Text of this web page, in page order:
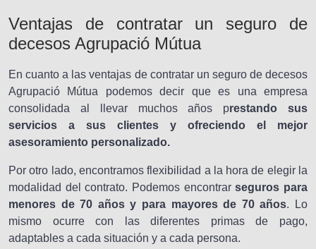
Ventajas de contratar un seguro de
decesos Agrupació Mútua
En cuanto a las ventajas de contratar un seguro de decesos
Agrupació Mútua podemos decir que es una empresa
consolidada al llevar muchos años prestando sus
servicios a sus clientes y
ofreciendo el mejor
asesoramiento personalizado.
Por otro lado, encontramos flexibilidad a la hora de elegir la
modalidad del contrato. Podemos encontrarseguros para
menores de 70 años y para mayores de 70 años. Lo
mismo ocurre con las diferentes primas de pago,
adaptables a cada situación y a cada persona.